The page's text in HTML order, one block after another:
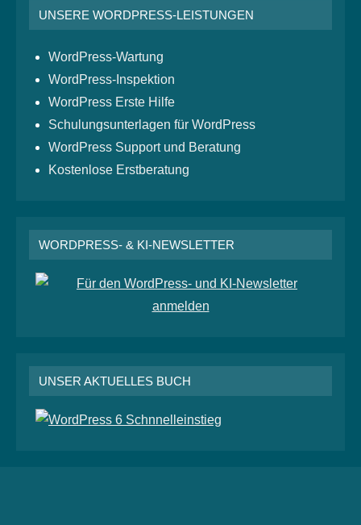
UNSERE WORDPRESS-LEISTUNGEN
WordPress-Wartung
WordPress-Inspektion
WordPress Erste Hilfe
Schulungsunterlagen für WordPress
WordPress Support und Beratung
Kostenlose Erstberatung
WORDPRESS- & KI-NEWSLETTER
UNSER AKTUELLES BUCH